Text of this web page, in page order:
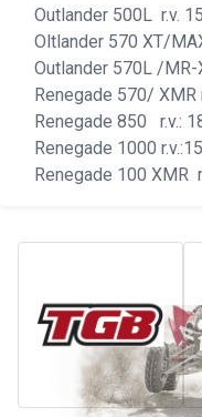
Outlander 500L r.v. 15
Oltlander 570 XT/
Outlander 570L /
Renegade 570/ XMR
Renegade 850 r.v.:
Renegade 1000
Renegade